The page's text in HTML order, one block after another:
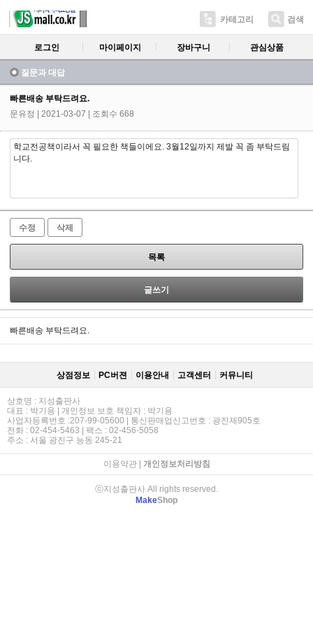
카테고리 검색
로그인 마이페이지 장바구니 관심상품
질문과 대답
빠른배송 부탁드려요.
문유정
| 2021-03-07 | 조회수 668
학교전공책이라서 꼭 필요한 책들이에요. 3월12일까지 제발 꼭 좀 부탁드림
니다.
수정 삭제
목록
글쓰기
빠른배송 부탁드려요.
상점정보 PC버젼 이용안내 고객센터 커뮤니티
상호명 : 지성출판사
대표 : 박기용 | 개인정보 보호 책임자 : 박기용
사업자등록번호 :207-99-05600 | 통신판매업신고번호 : 광진제905호
전화 : 02-454-5463 | 팩스 : 02-456-5058
주소 : 서울 광진구 능동 245-21
이용약관| 개인정보처리방침
ⓒ지성출판사 All rights reserved.
MakeShop